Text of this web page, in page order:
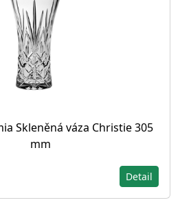
Skleněná váza Christie 305
mm
Detail